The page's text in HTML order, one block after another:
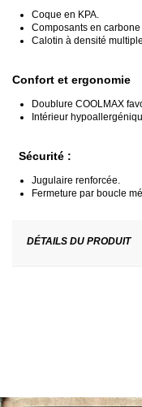
Coque en KPA.
Composants en
Calotin à densité
Confort et ergonomie
Doublure COOLMAX
Intérieur
Sécurité :
Jugulaire renforcée.
Fermeture par boucle
DÉTAILS DU PRODUIT